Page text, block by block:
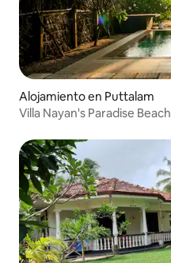
Alojamiento en Puttalam
Villa Nayan's Paradise Beach